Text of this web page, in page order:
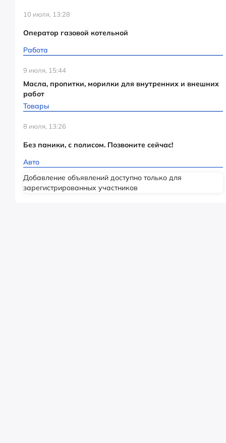
10 июля, 13:28
Оператор газовой котельной
Работа
9 июля, 15:44
Масла, пропитки, морилки для внутренних и внешних
работ
Товары
8 июля, 13:26
Без паники, с полисом. Позвоните сейчас!
Авто
Добавление объявлений доступно только для
зарегистрированных участников